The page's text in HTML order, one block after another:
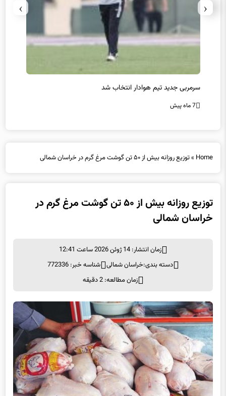
سرمربی جدید تیم هوادار انتخاب شد
7 ماه پیش
‹
›
Home
»توزیع روزانه بیش از ۵۰ تن گوشت مرغ گرم در خراسان شمالی
توزیع روزانه بیش از ۵۰ تن گوشت مرغ گرم در
خراسان شمالی
زمان انتشار: 14 ژوئن 2026 ساعت 12:41
دسته بندی:خراسان شمالی
شناسه خبر: 772336
زمان مطالعه: 2 دقیقه